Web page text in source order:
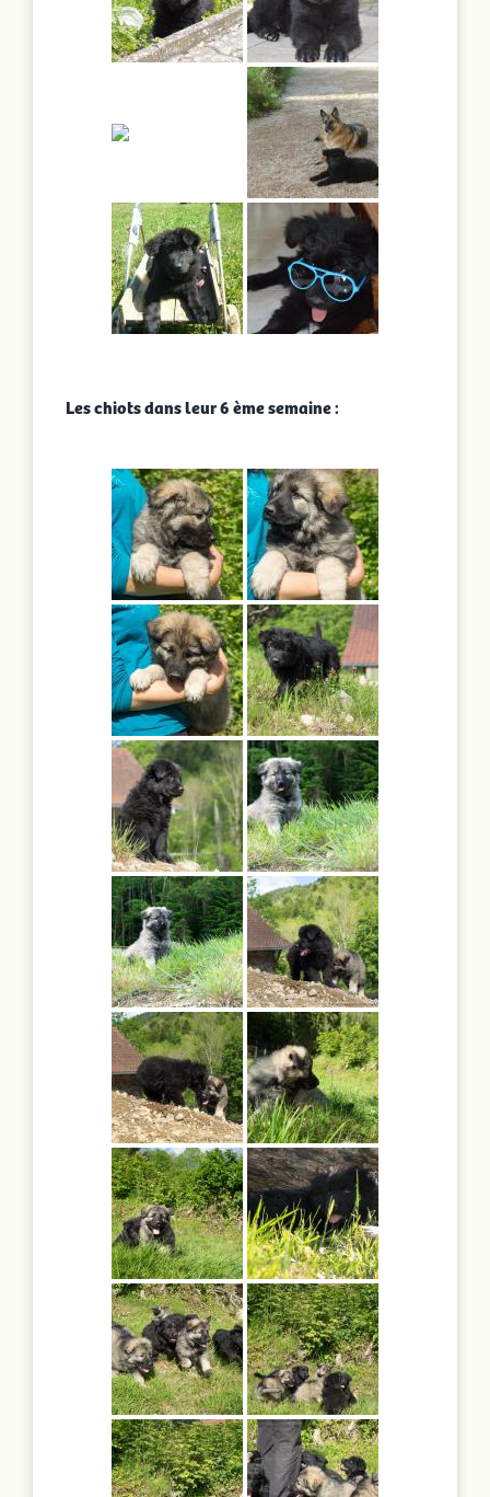
Les chiots dans leur 6 ème semaine :